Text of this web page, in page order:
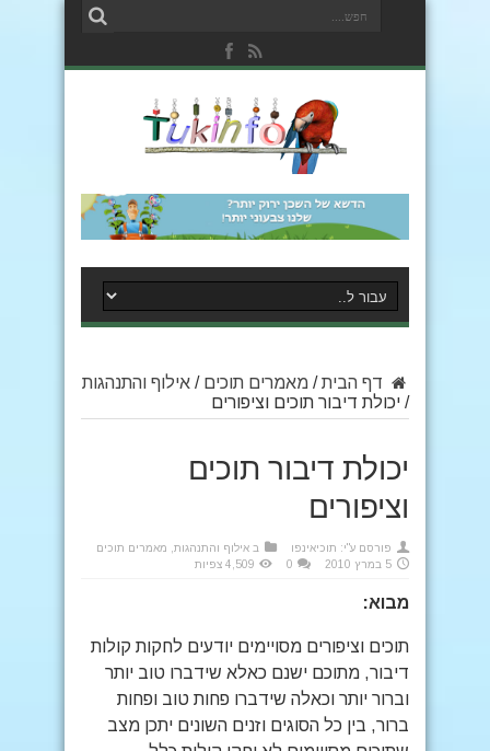
דף הבית / מאמרים תוכים / אילוף והתנהגות
/ יכולת דיבור תוכים וציפורים
יכולת דיבור תוכים
וציפורים
פורסם ע"י: תוכיאינפו ב אילוף והתנהגות
מאמרים תוכים
5 במרץ 2010
0 4,509 צפיות
מבוא:
תוכים וציפורים מסויימים יודעים לחקות קולות
דיבור, מתוכם ישנם כאלא שידברו טוב יותר
וברור יותר וכאלה שידברו פחות טוב ופחות
ברור, בין כל הסוגים וזנים השונים יתכן מצב